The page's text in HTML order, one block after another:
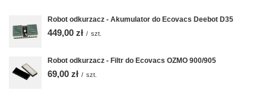
Robot odkurzacz - Akumulator do Ecovacs Deebot D35
449,00 zł / szt.
Robot odkurzacz - Filtr do Ecovacs OZMO 900/905
69,00 zł / szt.